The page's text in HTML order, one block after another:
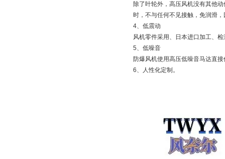
除了叶轮外，高压风机没有其他
时，不与任何不见接触，免润滑
4、低震动
风机零件采用、日本进口加工、
5、低噪音
防爆风机使用高压低噪音马达直
6、人性化定制。